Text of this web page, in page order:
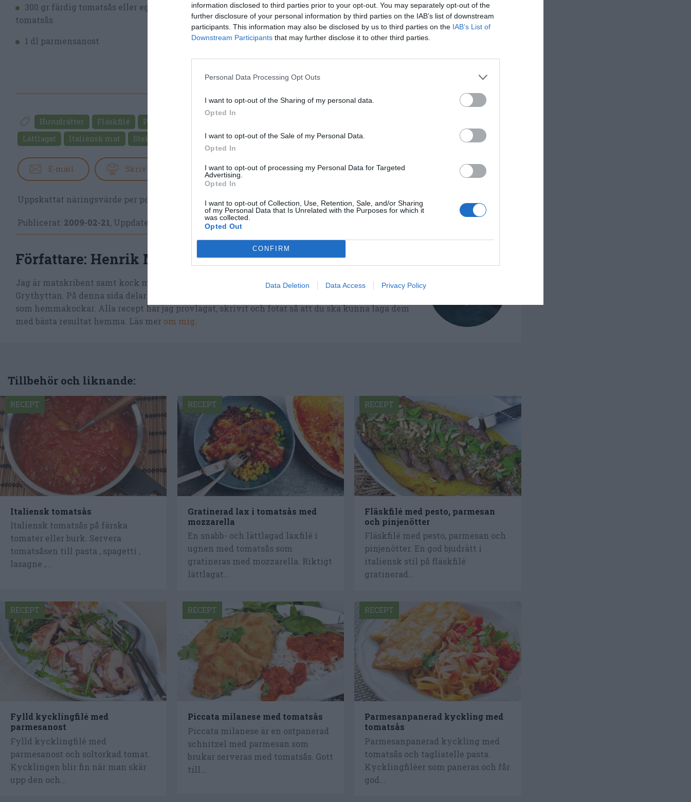
information disclosed to third parties prior to your opt-out. You may separately opt-out of the
further disclosure of your personal information by third parties on the IAB’s list of downstream
participants. This information may also be disclosed by us to third parties on the IAB’s List of
Downstream Participants that may further disclose it to other third parties.
Personal Data Processing Opt Outs
I want to opt-out of the Sharing of my personal data.
Opted In
I want to opt-out of the Sale of my Personal Data.
Opted In
I want to opt-out of processing my Personal Data for Targeted
Advertising.
Opted In
I want to opt-out of Collection, Use, Retention, Sale, and/or Sharing
of my Personal Data that Is Unrelated with the Purposes for which it
was collected.
Opted Out
CONFIRM
Data Deletion Data Access Privacy Policy
300 gr färdig tomatsås eller egen
tomatsås
1 dl parmensanost
Huvudrätter Fläskfilé Parmesan
Lättlagat
Italiensk mat Stekt mat
E-mail Skriv ut Medel:3.2(10röster)
Uppskattat näringsvärde per portion: 526 kcal
Publicerat: 2009-02-21, Uppdaterat: 2020-04-29
Författare: Henrik Mattsson
Jag är matskribent samt kock med en fil. kand i Måltidsvetenskap från restauranghögskolan i
Grythyttan. På denna sida delar jag med mig av tusentals olika recept för alla smaker - noviser
som hemmakockar. Alla recept har jag provlagat, skrivit och fotat så att du ska kunna laga dem
med bästa resultat hemma. Läs mer om mig
Tillbehör och liknande:
Italiensk tomatsås
Italiensk tomatsås på färska
tomater eller burk. Servera
tomatsåsen till pasta , spagetti ,
lasagne ,...
RECEPT
Gratinerad lax i tomatsås med
mozzarella
En snabb- och lättlagad laxfilé i
ugnen med tomatsås som
gratineras med mozzarella. Riktigt
lättlagat...
RECEPT
Fläskfilé med pesto, parmesan
och pinjenötter
Fläskfilé med pesto, parmesan och
pinjenötter. En god bjudrätt i
italiensk stil på fläskfilé
gratinerad...
RECEPT
Fylld kycklingfilé med
parmesanost
Fylld kycklingfilé med
parmesanost och soltorkad tomat.
Kycklingen blir fin när man skär
upp den och...
RECEPT
Piccata milanese med tomatsås
Piccata milanese är en ostpanerad
schnitzel med parmesan som
brukar serveras med tomatsås. Gott
till...
RECEPT
Parmesanpanerad kyckling med
tomatsås
Parmesanpanerad kyckling med
tomatsås och tagliatelle pasta.
Kycklingfiléer som paneras och får
god...
RECEPT